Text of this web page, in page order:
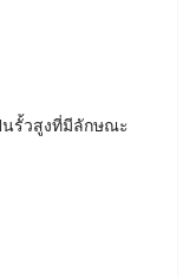
นรั้วสูงที่มีลักษณะ